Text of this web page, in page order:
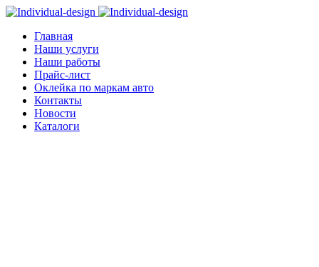
Главная
Наши услуги
Наши работы
Прайс-лист
Оклейка по маркам авто
Контакты
Новости
Каталоги